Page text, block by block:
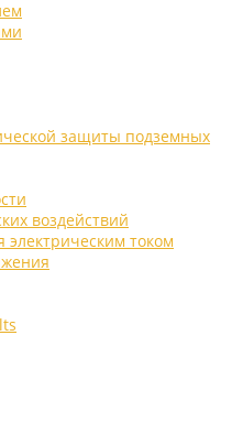
защиты подземных
воздействий
током